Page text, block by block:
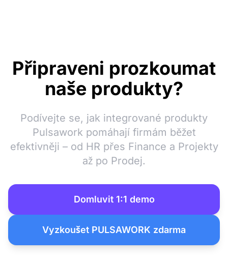
Připraveni prozkoumat
naše produkty?
Podívejte se, jak integrované produkty
Pulsawork pomáhají firmám běžet
efektivněji – od HR přes Finance a Projekty
až po Prodej.
Domluvit 1:1 demo
Vyzkoušet PULSAWORK zdarma